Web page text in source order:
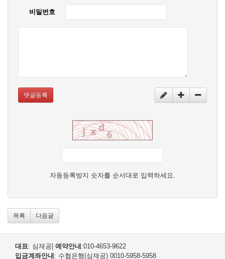
비밀번호
댓글등록
자동등록방지 숫자를 순서대로 입력하세요.
목록 다음글
대표: 심재공 예약안내 :010-4653-9622
입금계좌안내 : 수협은행(심재공) 0010-5958-5958